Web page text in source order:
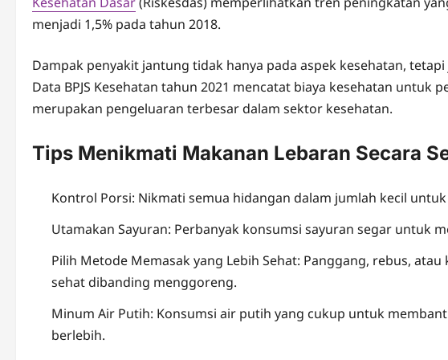
menjadi 1,5% pada tahun 2018.
Dampak penyakit jantung tidak hanya pada aspek kesehatan,
Data BPJS Kesehatan tahun 2021 mencatat biaya kesehatan untuk
merupakan pengeluaran terbesar dalam sektor kesehatan.
Tips Menikmati Makanan Lebaran Secara
Kontrol Porsi: Nikmati semua hidangan dalam jumlah kecil
Utamakan Sayuran: Perbanyak konsumsi sayuran segar untuk
Pilih Metode Memasak yang Lebih Sehat: Panggang, rebus,
sehat dibanding menggoreng.
Minum Air Putih: Konsumsi air putih yang cukup untuk
berlebih.